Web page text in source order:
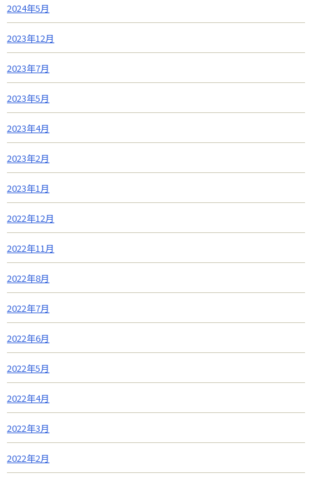
2024年5月
2023年12月
2023年7月
2023年5月
2023年4月
2023年2月
2023年1月
2022年12月
2022年11月
2022年8月
2022年7月
2022年6月
2022年5月
2022年4月
2022年3月
2022年2月